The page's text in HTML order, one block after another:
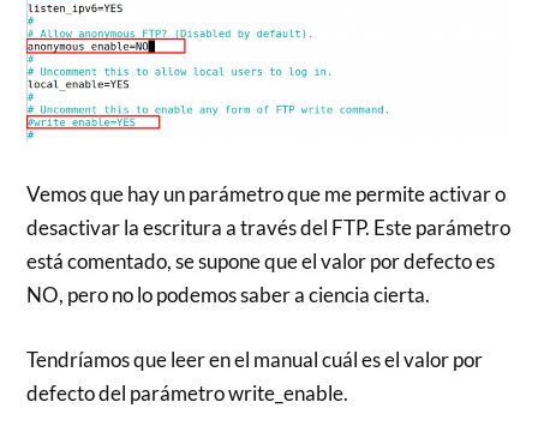
Vemos que hay un parámetro que me permite activar o
desactivar la escritura a través del FTP. Este parámetro
está comentado, se supone que el valor por defecto es
NO, pero no lo podemos saber a ciencia cierta.
Tendríamos que leer en el manual cuál es el valor por
defecto del parámetro write_enable.